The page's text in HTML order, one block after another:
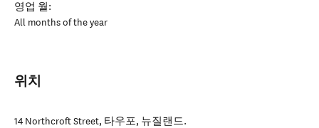
영업 월:
All months of the year
위치
14 Northcroft Street, 타우포, 뉴질랜드.